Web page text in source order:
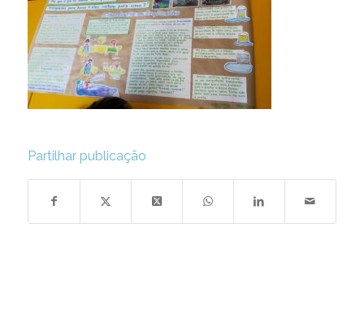
Partilhar publicação